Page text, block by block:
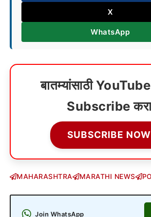
X
WhatsApp
बातम्यांसाठी
Subscribe करा
SUBSCRIBE NOW
MAHARASHTRA MARATHI NEWS
Join WhatsApp